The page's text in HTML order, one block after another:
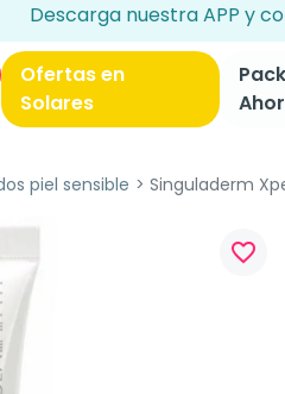
Descarga nuestra APP y
Ofertas en
Solares
piel sensible Singuladerm
favorite_border